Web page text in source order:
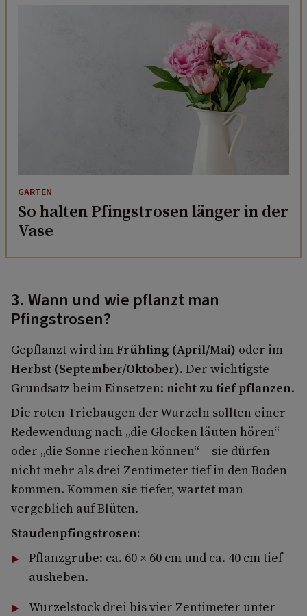
GARTEN
So halten Pfingstrosen länger in der
Vase
3. Wann und wie pflanzt man
Pfingstrosen?
Gepflanzt wird imFrühling (April/Mai) oder im
Herbst (September/Oktober). Der wichtigste
Grundsatz beim Einsetzen: nicht zu tief pflanzen.
Die roten Triebaugen der Wurzeln sollten einer
Redewendung nach „die Glocken läuten hören“
oder „die Sonne riechen können“ – sie dürfen
nicht mehr als drei Zentimeter tief in den Boden
kommen. Kommen sie tiefer, wartet man
vergeblich auf Blüten.
Staudenpfingstrosen:
Pflanzgrube: ca. 60 × 60 cm und ca. 40 cm tief
ausheben.
Wurzelstock drei bis vier Zentimeter unter